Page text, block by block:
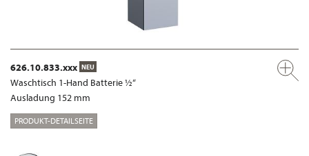
626.10.833.xxx NEU
Waschtisch 1-Hand Batterie ½“
Ausladung 152 mm
PRODUKT-DETAILSEITE